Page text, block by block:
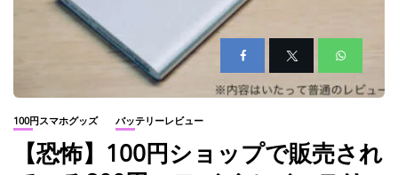
100円スマホグッズ バッテリーレビュー
【恐怖】100円ショップで販売され